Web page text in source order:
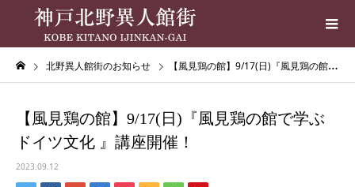
北野異人館街のお知らせ 【風見鶏の館】9/17(日)『風見鶏の館で学ぶドイツ文化 』講座開催！
【風見鶏の館】9/17(日)『風見鶏の館で学ぶ
ドイツ文化 』講座開催！
2023.09.12